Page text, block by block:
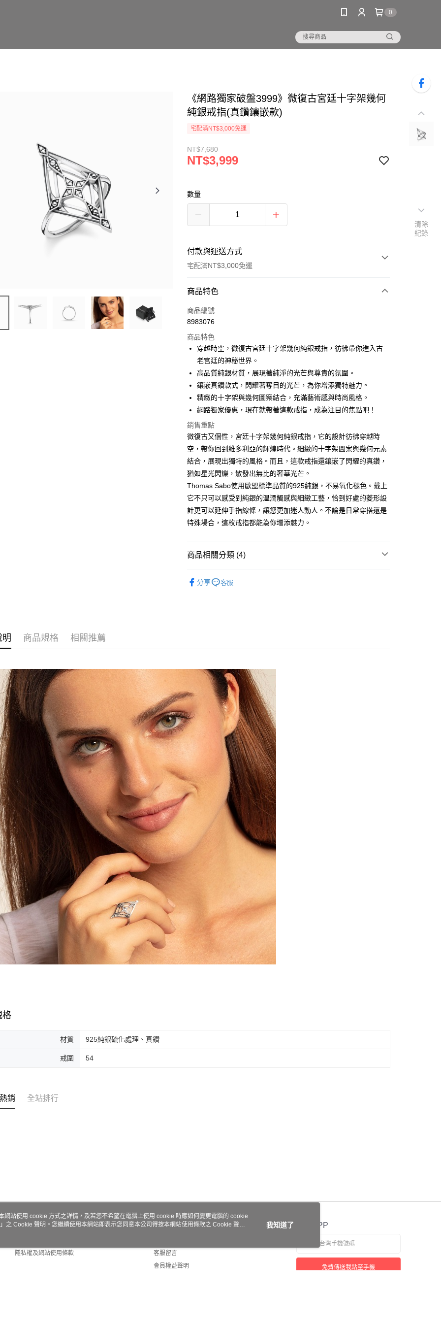
0
《網路獨家破盤3999》微復古宮廷十字架幾何
純銀戒指(真鑽鑲嵌款)
宅配滿NT$3,000免運
NT$7,680
NT$3,999
數量
付款與運送方式
宅配滿NT$3,000免運
付款方式
信用卡一次付款
Apple Pay
街口支付
悠遊付
ATM付款
運送方式
黑貓宅急便
每筆NT$100，滿NT$3,000(含以上)免運費
商品特色
商品編號
8983076
商品特色
穿越時空，微復古宮廷十字架幾何純銀戒指，彷彿帶你進入古
老宮廷的神秘世界。
高品質純銀材質，展現著純淨的光芒與尊貴的氛圍。
鑲嵌真鑽款式，閃耀著奪目的光芒，為你增添獨特魅力。
精緻的十字架與幾何圖案結合，充滿藝術感與時尚風格。
網路獨家優惠，現在就帶著這款戒指，成為注目的焦點吧！
銷售重點
微復古又個性，宮廷十字架幾何純銀戒指，它的設計彷彿穿越時
空，帶你回到維多利亞的輝煌時代。細緻的十字架圖案與幾何元素
結合，展現出獨特的風格。而且，這款戒指還鑲嵌了閃耀的真鑽，
猶如星光閃爍，散發出無比的奢華光芒。
Thomas Sabo使用歐盟標準品質的925純銀，不易氧化褪色。戴上
它不只可以感受到純銀的溫潤觸感與細緻工藝，恰到好處的菱形設
計更可以延伸手指線條，讓您更加迷人動人。不論是日常穿搭還是
特殊場合，這枚戒指都能為你增添魅力。
商品相關分類 (4)
分享 客服
明 商品規格 相關推薦
格
材質 925純銀硫化處理、真鑽
戒圍 54
銷 全站排行
關於我們
隱私權及網站使用條款
客服資訊
客服留言
會員權益聲明
官方APP
免費傳送載點至手機
清除
紀錄
網站使用 cookie 方式之詳情，及若您不希望在電腦上使用 cookie 時應如何變更電腦的 cookie
」之 Cookie 聲明。您繼續使用本網站即表示您同意本公司得按本網站使用條款之 Cookie 聲明
我知道了